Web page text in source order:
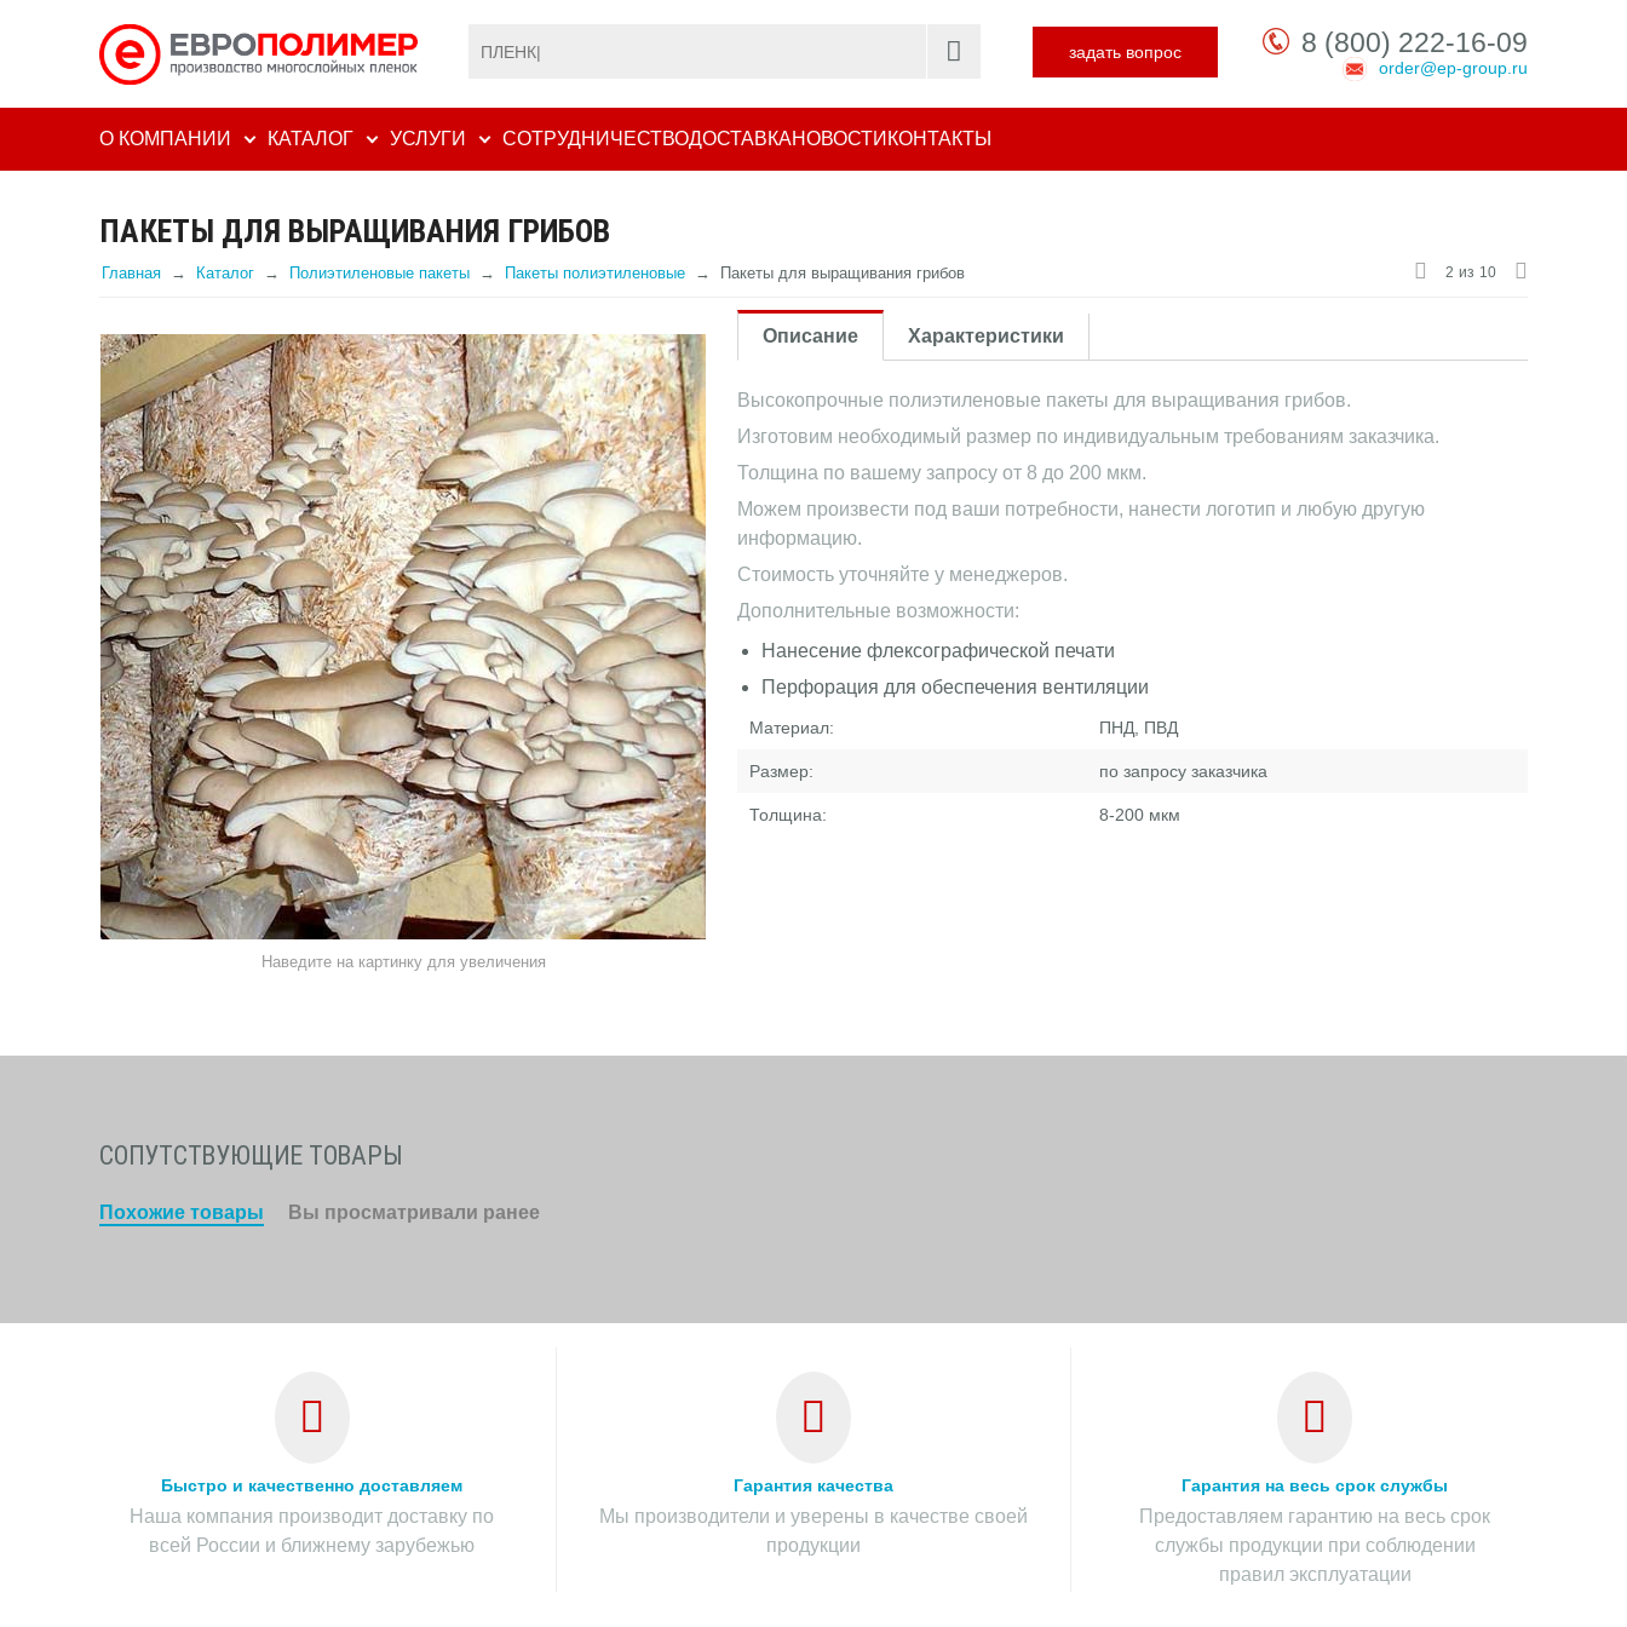
8 (800) 222-16-09
order@ep-group.ru
задать вопрос
О КОМПАНИИ КАТАЛОГ УСЛУГИ СОТРУДНИЧЕСТВОДОСТАВКАНОВОСТИ КОНТАКТЫ
ПАКЕТЫ ДЛЯ ВЫРАЩИВАНИЯ ГРИБОВ
Главная Каталог Полиэтиленовые пакеты Пакеты полиэтиленовые Пакеты для выращивания грибов 2 из 10
Наведите на картинку для увеличения
Описание Характеристики
Высокопрочные полиэтиленовые пакеты для выращивания грибов.
Изготовим необходимый размер по индивидуальным требованиям заказчика.
Толщина по вашему запросу от 8 до 200 мкм.
Можем произвести под ваши потребности, нанести логотип и любую другую
информацию.
Стоимость уточняйте у менеджеров.
Дополнительные возможности:
Нанесение флексографической печати
Перфорация для обеспечения вентиляции
Материал: ПНД, ПВД
Размер: по запросу заказчика
Толщина: 8-200 мкм
СОПУТСТВУЮЩИЕ ТОВАРЫ
Похожие товары Вы просматривали ранее
Быстро и качественно доставляем
Наша компания производит доставку по
всей России и ближнему зарубежью
Гарантия качества
Мы производители и уверены в качестве своей
продукции
Гарантия на весь срок службы
Предоставляем гарантию на весь срок
службы продукции при соблюдении
правил эксплуатации